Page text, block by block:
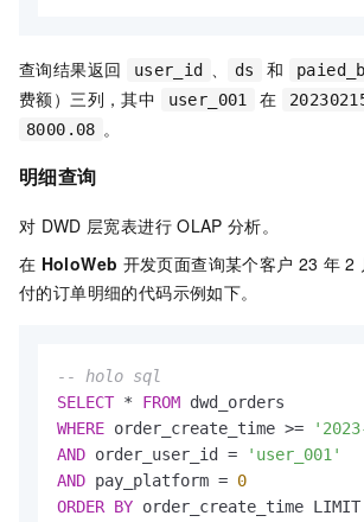
查询结果返回 user_id ds 和
费额）三列，其中
user_001 在
8000.08 。
明细查询
对 DWD 层宽表进行 OLAP 分析。
在 HoloWeb 开发页面查询某个客户 23 年 2
付的订单明细的代码示例如下。
-- holo sql
SELECT * FROM
WHERE order_create_time >=
AND order_user_id =
'user_001'
AND pay_platform = 0
ORDER BY order_create_time LIMIT